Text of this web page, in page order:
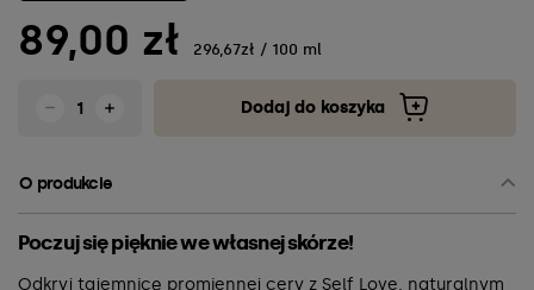
89,00 zł 296,67zł / 100 ml
Dodaj do koszyka
O produkcie
Poczuj się pięknie we własnej skórze!
Odkryj tajemnicę promiennej cery z Self Love, naturalnym